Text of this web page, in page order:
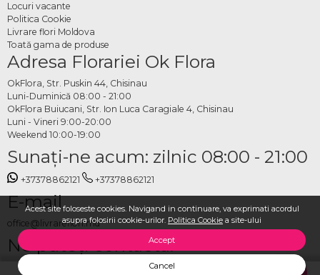
Acest site foloseste cookies. Navigand in continuare, va exprimati acordul
asupra folosirii cookie-urilor. Politica Cookie a site-ului
Accept
Cancel
Locuri vacante
Politica Cookie
Livrare flori Moldova
Toată gama de produse
Adresa Florariei Ok Flora
OkFlora, Str. Puskin 44, Chisinau
Luni-Duminică 08:00 - 21:00
OkFlora Buiucani, Str. Ion Luca Caragiale 4, Chisinau
Luni - Vineri 9:00-20:00
Weekend 10:00-19:00
Sunaţi-ne acum: zilnic 08:00 - 21:00
+37378862121 +37378862121
E-mail
office@livrareflori.md
Ne puteți contacta:
whatsapp